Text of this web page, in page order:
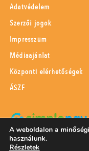
Adatvédelem
Szerzői jogok
Impresszum
Médiaajánlat
Központi elérhetőségek
ÁSZF
SimplePay
A weboldalon a
használunk.
Részletek